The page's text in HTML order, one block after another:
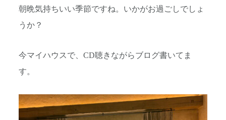
朝晩気持ちいい季節ですね。いかがお過ごしでしょ
うか？
今マイハウスで、CD聴きながらブログ書いてま
す。